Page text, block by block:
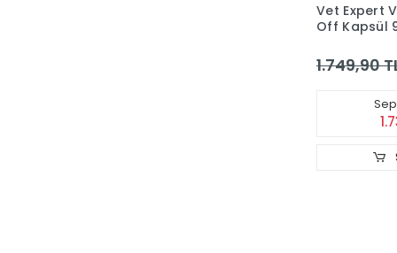
Vet Expert
Off Kapsül
1.749,90